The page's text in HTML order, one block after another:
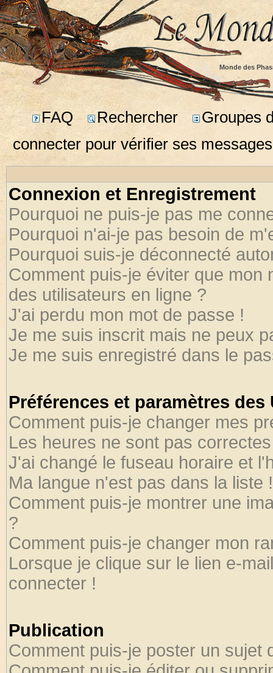
Monde des
FAQ Rechercher
Groupes
connecter pour vérifier ses
Connexion et Enregistrement
Pourquoi ne puis-je pas me
Pourquoi n'ai-je pas besoin de
Pourquoi suis-je déconnecté
Comment puis-je éviter que mon
des utilisateurs en ligne ?
J'ai perdu mon mot de passe !
Je me suis inscrit mais ne peux
Je me suis enregistré dans le
Préférences et paramètres
Comment puis-je changer mes
Les heures ne sont pas
J'ai changé le fuseau horaire et
Ma langue n'est pas dans la liste !
Comment puis-je montrer une
?
Comment puis-je changer mon
Lorsque je clique sur le lien e-
connecter !
Publication
Comment puis-je poster un sujet